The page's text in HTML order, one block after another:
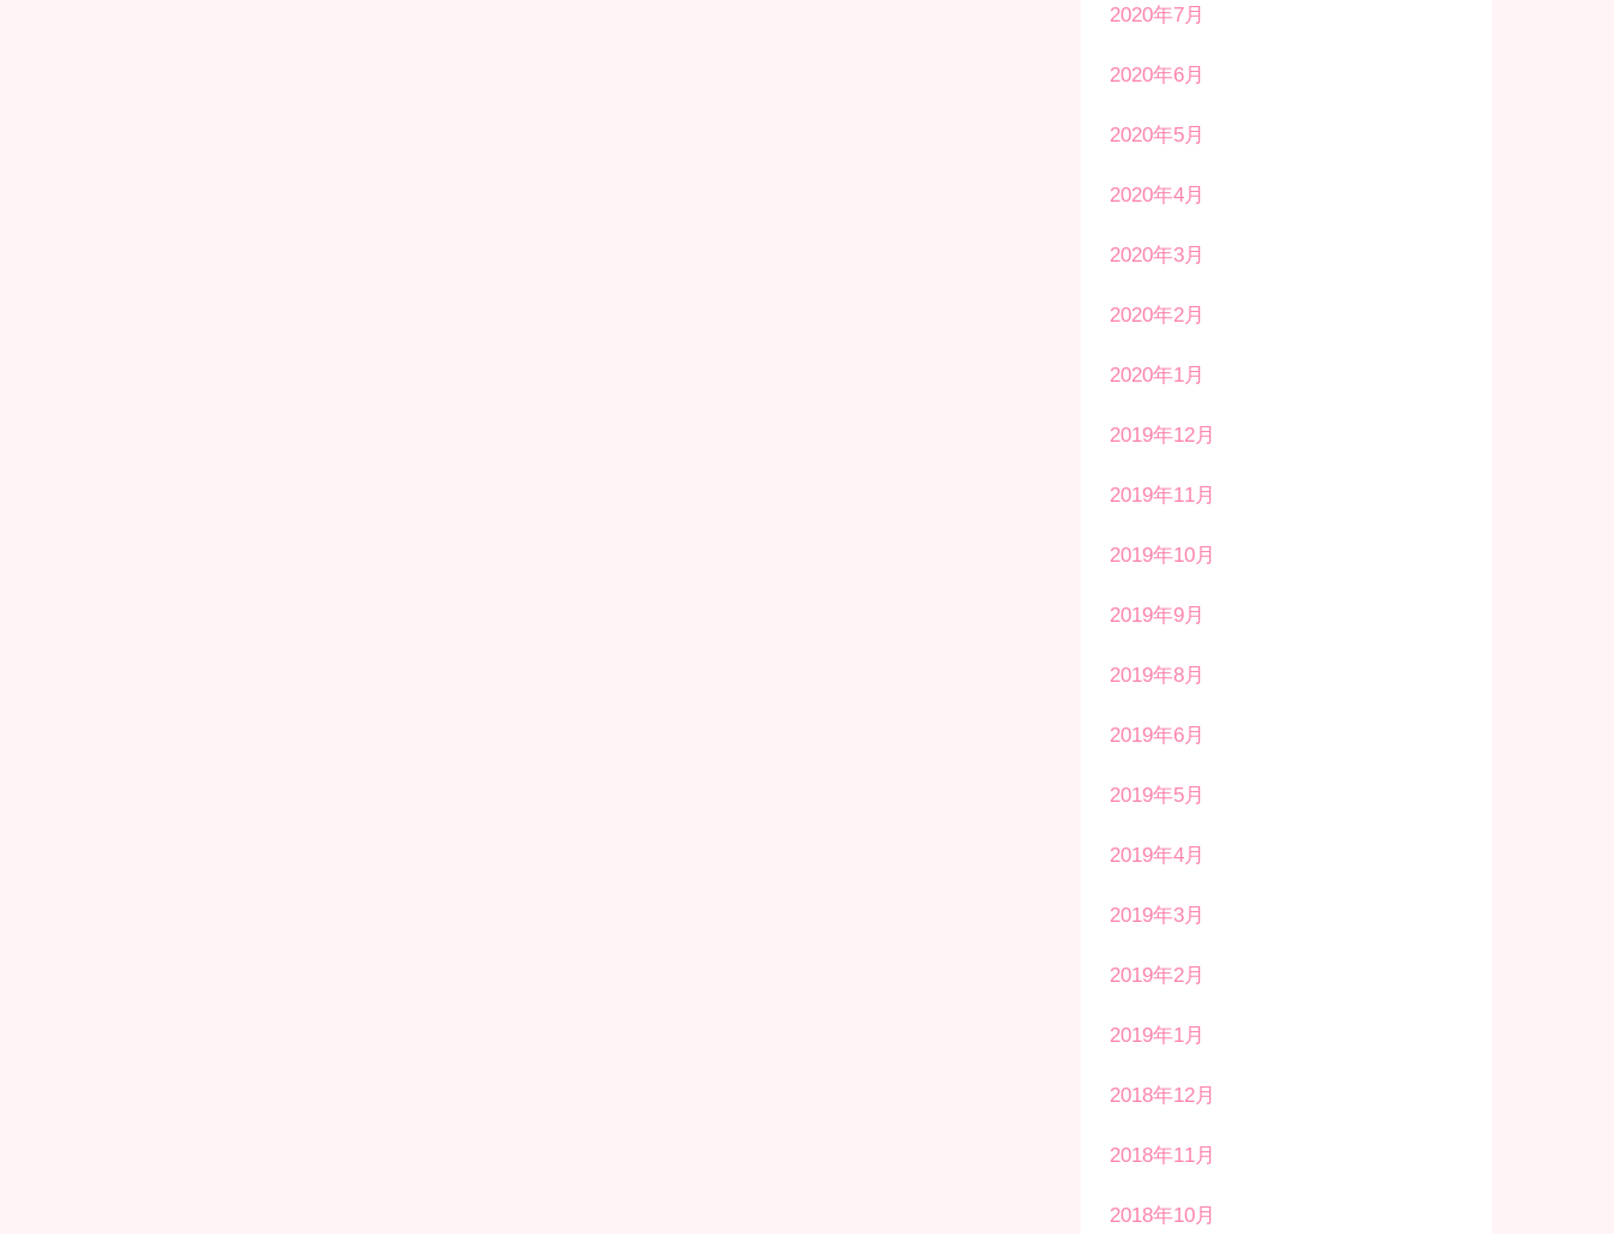
2020年7月
2020年6月
2020年5月
2020年4月
2020年3月
2020年2月
2020年1月
2019年12月
2019年11月
2019年10月
2019年9月
2019年8月
2019年6月
2019年5月
2019年4月
2019年3月
2019年2月
2019年1月
2018年12月
2018年11月
2018年10月